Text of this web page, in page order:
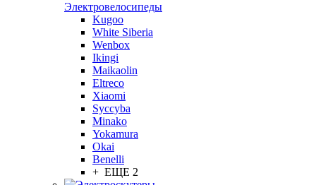
Электровелосипеды
Kugoo
White Siberia
Wenbox
Ikingi
Maikaolin
Eltreco
Xiaomi
Syccyba
Minako
Yokamura
Okai
Benelli
+ ЕЩЕ 2